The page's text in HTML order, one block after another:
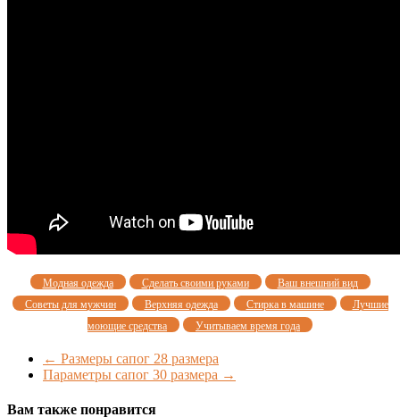
Модная одежда Сделать своими руками
Ваш внешний вид
Советы для мужчин
Верхняя одежда Стирка в машине
Лучшие
моющие средства
Учитываем время года
← Размеры сапог 28 размера
Параметры сапог 30 размера →
Вам также понравится